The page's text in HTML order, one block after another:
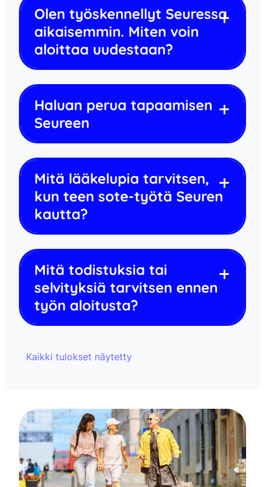
Olen työskennellyt Seuressa
aikaisemmin. Miten voin
aloittaa uudestaan?
Haluan perua tapaamisen
Seureen
Mitä lääkelupia tarvitsen,
kun teen sote-työtä Seuren
kautta?
Mitä todistuksia tai
selvityksiä tarvitsen ennen
työn aloitusta?
Kaikki tulokset näytetty